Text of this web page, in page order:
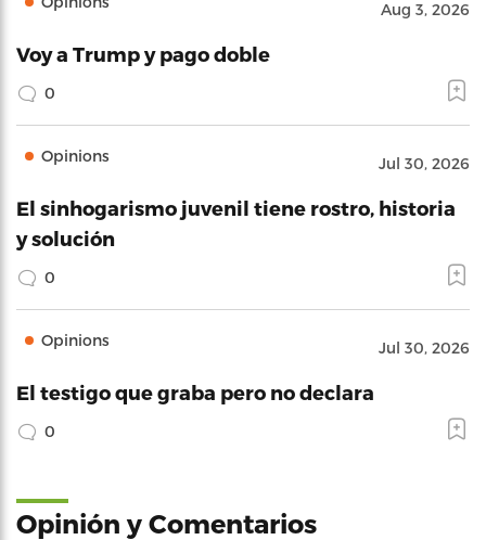
Aug 3, 2026
Voy a Trump y pago doble
0
Opinions Jul 30, 2026
El sinhogarismo juvenil tiene rostro, historia
y solución
0
Opinions Jul 30, 2026
El testigo que graba pero no declara
0
Opinión y Comentarios